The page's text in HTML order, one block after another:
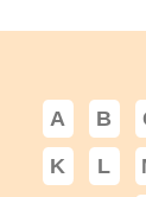
A B
K
L